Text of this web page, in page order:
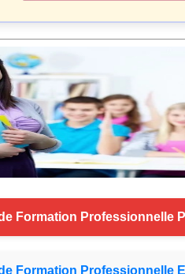
Formation Professionnelle
Formation Professionnelle